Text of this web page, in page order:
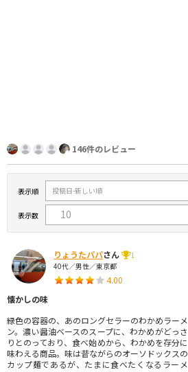
146件のレビュー
表示順
表示数
りょうたパパさん
1
40代／男性／東京都
4.00
懐かしの味
緑色の容器の、あのロングセラーのわかめラーメ
ン。濃い醤油ベースのスープに、わかめがどっさ
りとのっており、食べ始めから、わかめを存分に
味わえる商品。味は昔ながらのオーソドックスの
カップ麺であるが、たまに食べたくなるラーメ